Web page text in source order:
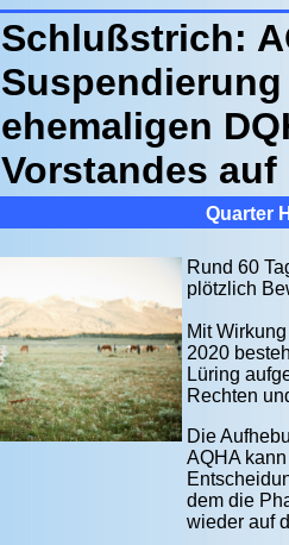
Schlußstrich:
ehemaligen
Vorstandes auf
Quarter
Rund 60
plötzlich
Mit
2020
Lüring
Rechten
Die
AQHA
dem die
wieder auf